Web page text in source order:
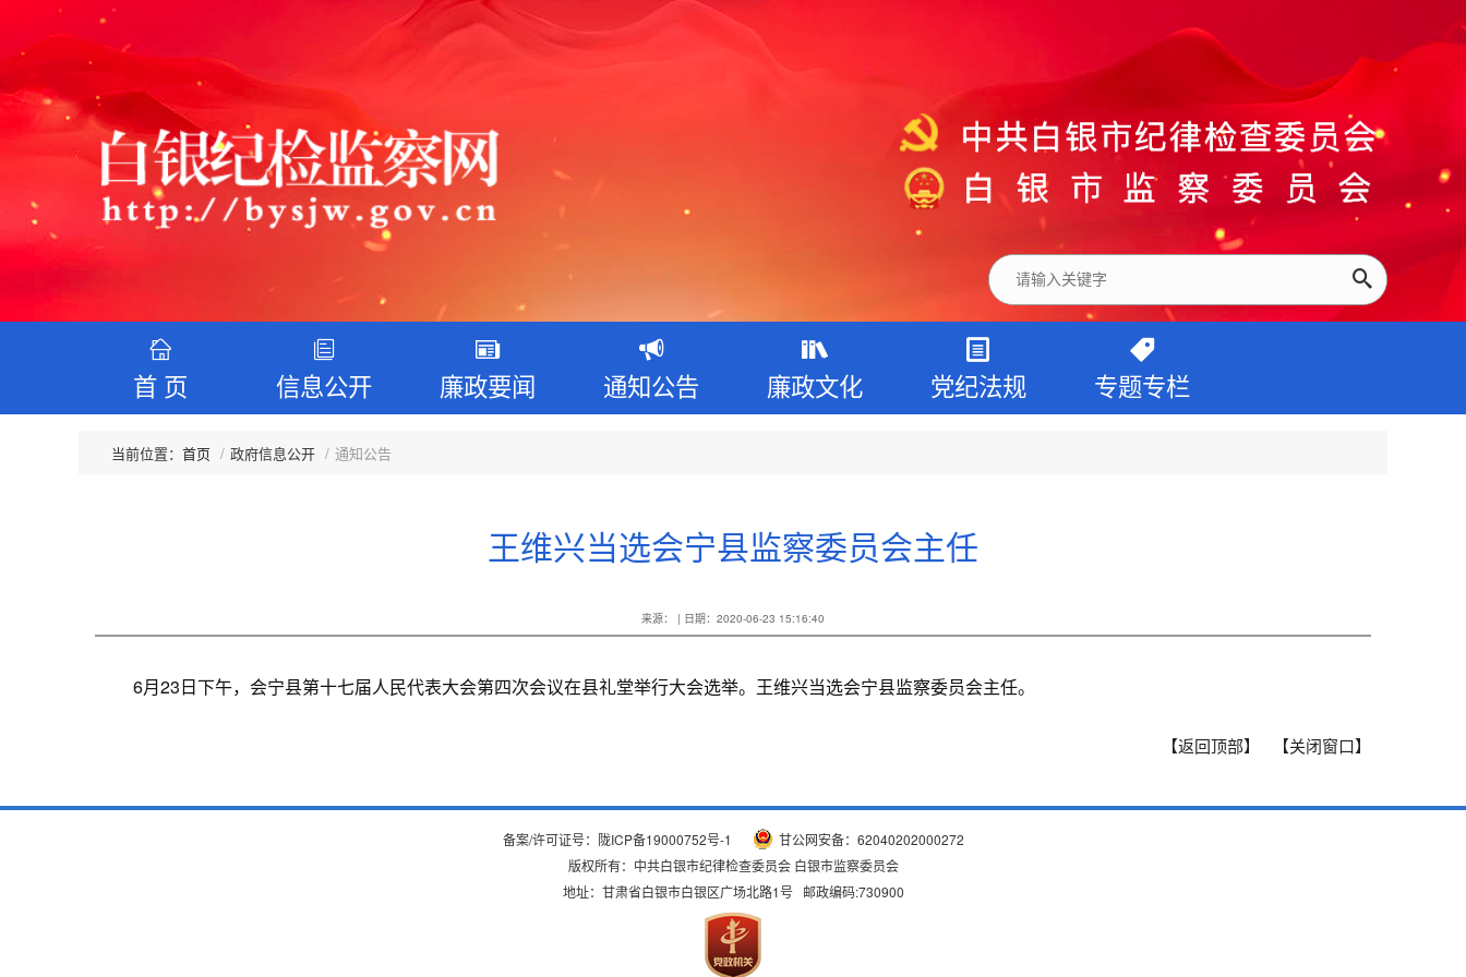
首 页 信息公开 廉政要闻 通知公告 廉政文化 党纪法规 专题专栏
首页 政府信息公开 通知公告
王维兴当选会宁县监察委员会主任
来源： | 日期：2020-06-23 15:16:40
6月23日下午，会宁县第十七届人民代表大会第四次会议在县礼堂举行大会选举。王维兴当选会宁县监察委员会主任。
【返回顶部】 【关闭窗口】
备案/许可证号： 陇ICP备19000752号-1
甘公网安备：62040202000272
版权所有：中共白银市纪律检查委员会 白银市监察委员会
地址：甘肃省白银市白银区广场北路1号 邮政编码:730900